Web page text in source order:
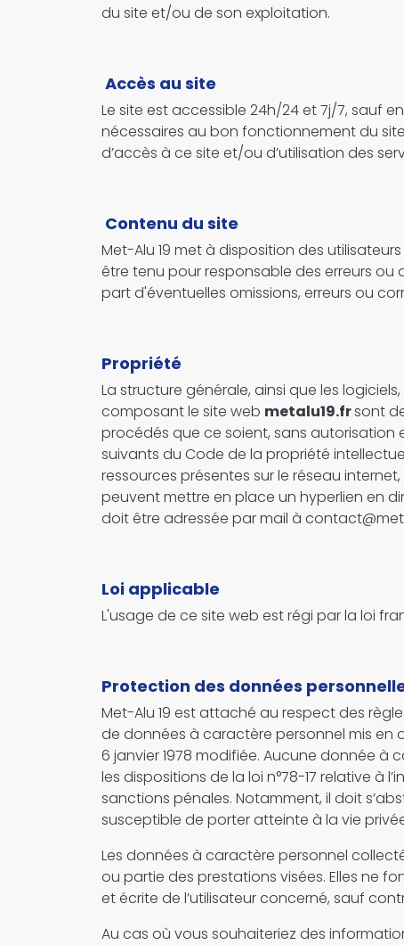
du site et/ou de son exploitation.
Accès au site
Le site est accessible 24h/24 et 7j/7, sauf
nécessaires au bon fonctionnement du
d’accès à ce site et/ou d’utilisation des
Contenu du site
Met-Alu 19 met à disposition des
être tenu pour responsable des erreurs ou
part d'éventuelles omissions, erreurs ou
Propriété
La structure générale, ainsi que les
composant le site web metalu19.frsont
procédés que ce soient, sans autorisation
suivants du Code de la propriété
ressources présentes sur le réseau
peuvent mettre en place un hyperlien en
doit être adressée par mail à
Loi applicable
L'usage de ce site web est régi par la loi
Protection des données
Met-Alu 19 est attaché au respect des
de données à caractère personnel mis en
6 janvier 1978 modifiée. Aucune donnée à
les dispositions de la loi n°78-17 relative à
sanctions pénales. Notamment, il doit
susceptible de porter atteinte à la vie
Les données à caractère personnel
ou partie des prestations visées. Elles ne
et écrite de l’utilisateur concerné, sauf
Au cas où vous souhaiteriez des